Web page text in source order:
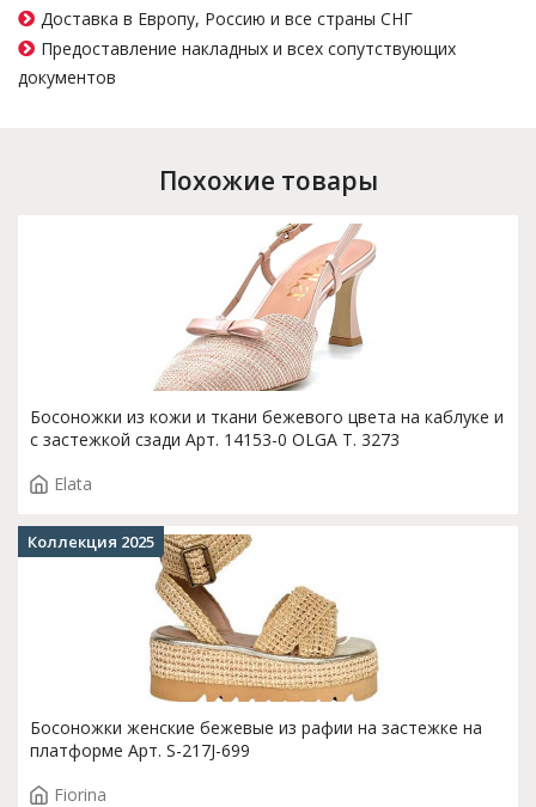
Доставка в Европу, Россию и все страны СНГ
Предоставление накладных и всех сопутствующих
документов
Похожие товары
Босоножки из кожи и ткани бежевого цвета на каблуке и
с застежкой сзади Арт. 14153-0 OLGA T. 3273
Elata
Босоножки женские бежевые из рафии на застежке на
платформе Арт. S-217J-699
Fiorina
Коллекция 2025